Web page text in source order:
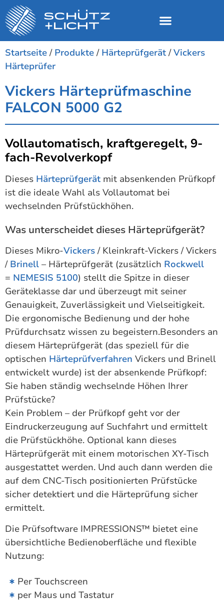
Startseite/ Produkte/ Härteprüfgerät/Vickers
Härteprüfer
Vickers Härteprüfmaschine
FALCON 5000 G2
Vollautomatisch, kraftgeregelt, 9-
fach-Revolverkopf
Dieses Härteprüfgerät mit absenkenden Prüfkopf
ist die ideale Wahl als Vollautomat bei
wechselnden Prüfstückhöhen.
Was unterscheidet dieses Härteprüfgerät?
Dieses Mikro-Vickers/ Kleinkraft-Vickers / Vickers
/ Brinell – Härteprüfgerät (zusätzlich Rockwell
= NEMESIS 5100) stellt die Spitze in dieser
Geräteklasse dar und überzeugt mit seiner
Genauigkeit, Zuverlässigkeit und Vielseitigkeit.
Die ergonomische Bedienung und der hohe
Prüfdurchsatz wissen zu begeistern.Besonders an
diesem Härteprüfgerät (das speziell für die
optischen Härteprüfverfahren Vickers und Brinell
entwickelt wurde) ist der absenkende Prüfkopf:
Sie haben ständig wechselnde Höhen Ihrer
Prüfstücke?
Kein Problem – der Prüfkopf geht vor der
Eindruckerzeugung auf Suchfahrt und ermittelt
die Prüfstückhöhe. Optional kann dieses
Härteprüfgerät mit einem motorischen XY-Tisch
ausgestattet werden. Und auch dann werden die
auf dem CNC-Tisch positionierten Prüfstücke
sicher detektiert und die Härteprüfung sicher
ermittelt.
Die Prüfsoftware IMPRESSIONS™ bietet eine
übersichtliche Bedienoberfläche und flexible
Nutzung:
Per Touchscreen
per Maus und Tastatur